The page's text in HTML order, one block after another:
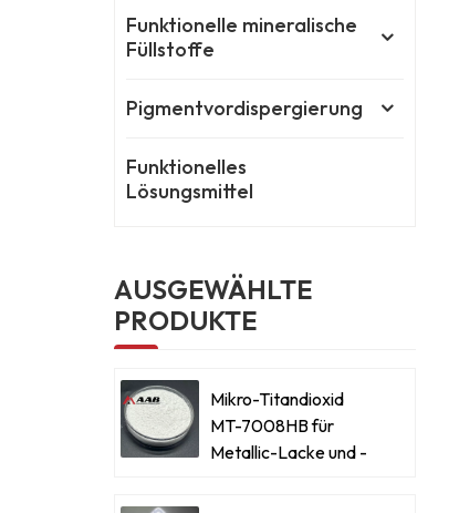
Funktionelle mineralische
Füllstoffe
Pigmentvordispergierung
Funktionelles
Lösungsmittel
AUSGEWÄHLTE
PRODUKTE
Mikro-Titandioxid
MT-7008HB für
Metallic-Lacke und -